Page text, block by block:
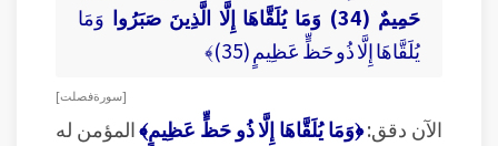
حَمِيمٌ (34) وَمَا يُلَقَّاهَا إِلَّا الَّذِينَ صَبَرُوا
وَمَا
يُلَقَّاهَا إِلَّا ذُو حَظٍّ عَظِيمٍ (35)﴾
[ سورة فصلت ]
الآن دقق:﴿وَمَا يُلَقَّاهَا إِلَّا ذُو حَظٍّ عَظِيمٍ﴾المؤمن له